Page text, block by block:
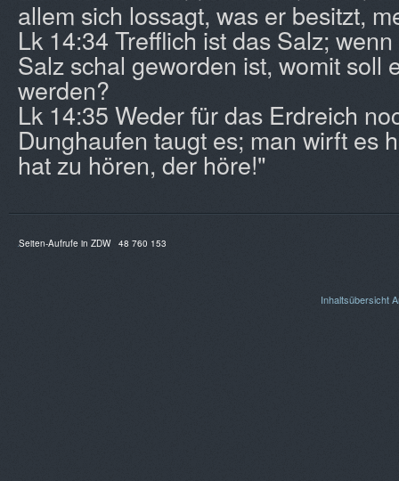
allem sich lossagt, was er besitzt,
Lk 14:34 Trefflich ist das Salz;
Salz schal geworden ist, womit soll
werden?
Lk 14:35 Weder für das Erdreich
Dunghaufen taugt es; man wirft es
hat zu hören, der höre!"
Seiten-Aufrufe in ZDW 48 760 153
Inhaltsübersicht